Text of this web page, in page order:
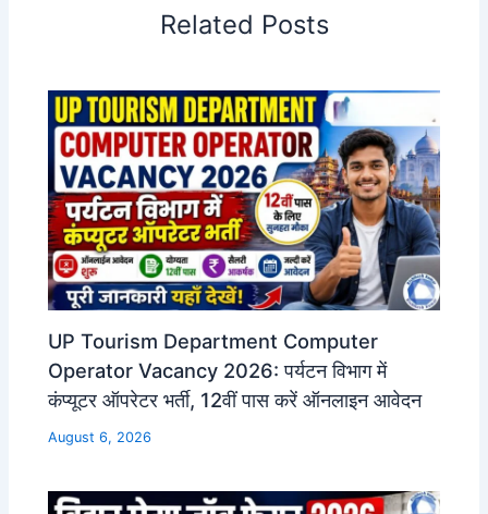
Related Posts
UP Tourism Department Computer
Operator Vacancy 2026: पर्यटन विभाग में
कंप्यूटर ऑपरेटर भर्ती, 12वीं पास करें ऑनलाइन आवेदन
August 6, 2026